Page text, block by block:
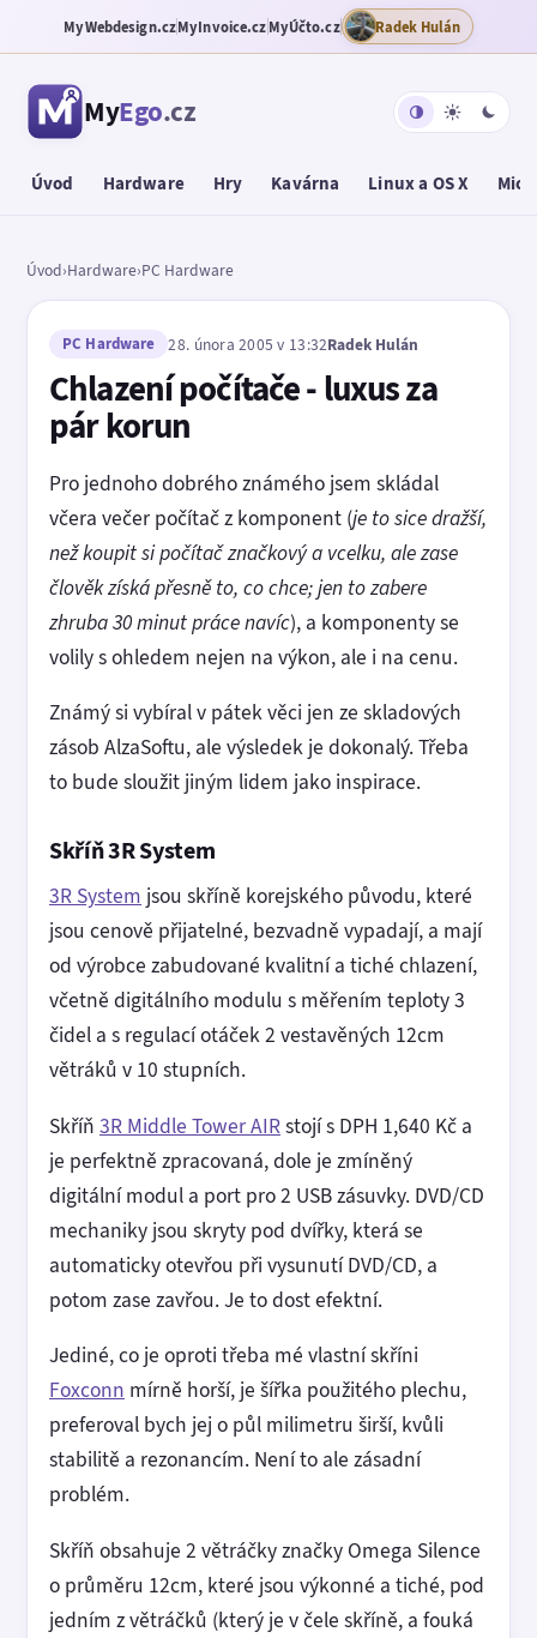
MyWebdesign.czMyInvoice.czMyÚčto.cz Radek Hulán
MyEgo.cz
Úvod Hardware Hry Kavárna Linux a OS X
Úvod›Hardware›PC Hardware
PC Hardware 28. února 2005 v 13:32Radek Hulán
Chlazení počítače - luxus za
pár korun
Pro jednoho dobrého známého jsem skládal
včera večer počítač z komponent (je to sice dražší,
než koupit si počítač značkový a vcelku, ale zase
člověk získá přesně to, co chce; jen to zabere
zhruba 30 minut práce navíc), a komponenty se
volily s ohledem nejen na výkon, ale i na cenu.
Známý si vybíral v pátek věci jen ze skladových
zásob AlzaSoftu, ale výsledek je dokonalý. Třeba
to bude sloužit jiným lidem jako inspirace.
Skříň 3R System
3R System jsou skříně korejského původu, které
jsou cenově přijatelné, bezvadně vypadají, a mají
od výrobce zabudované kvalitní a tiché chlazení,
včetně digitálního modulu s měřením teploty 3
čidel a s regulací otáček 2 vestavěných 12cm
větráků v 10 stupních.
Skříň 3R Middle Tower AIRstojí s DPH 1,640 Kč a
je perfektně zpracovaná, dole je zmíněný
digitální modul a port pro 2 USB zásuvky. DVD/CD
mechaniky jsou skryty pod dvířky, která se
automaticky otevřou při vysunutí DVD/CD, a
potom zase zavřou. Je to dost efektní.
Jediné, co je oproti třeba mé vlastní skříni
Foxconn mírně horší, je šířka použitého plechu,
preferoval bych jej o půl milimetru širší, kvůli
stabilitě a rezonancím. Není to ale zásadní
problém.
Skříň obsahuje 2 větráčky značky Omega Silence
o průměru 12cm, které jsou výkonné a tiché, pod
jedním z větráčků (který je v čele skříně, a fouká